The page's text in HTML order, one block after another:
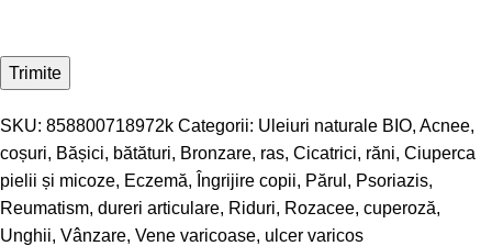
SKU: 858800718972k Categorii: Uleiuri naturale BIO, Acnee,
coșuri, Bășici, bătături, Bronzare, ras, Cicatrici, răni, Ciuperca
pielii și micoze, Eczemă, Îngrijire copii, Părul , Psoriazis,
Reumatism, dureri articulare, Riduri, Rozacee, cuperoză,
Unghii, Vânzare, Vene varicoase, ulcer varicos